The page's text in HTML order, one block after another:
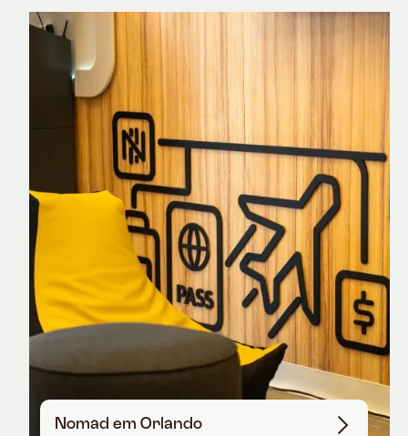
Nomad Explorer
Cartão de crédito brasileiro com cashback
em dólar
Nomad em Orlando